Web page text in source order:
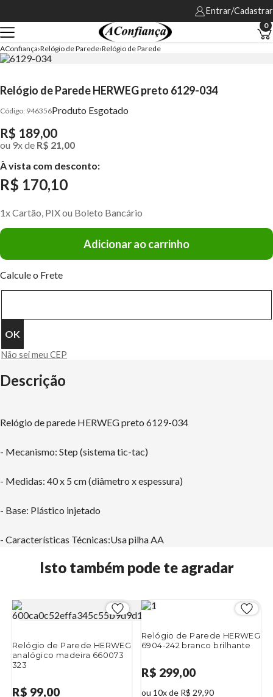
Entrar/Cadastrar
0
AConfiança Relógio de Parede Relógio de Parede
Relógio de Parede HERWEG preto 6129-034
946356Produto Esgotado
R$ 189,00
ou 9xde R$ 21,00
À vista com desconto:
R$ 170,10
1x Cartão, PIX ou Boleto Bancário
Adicionar ao carrinho
Calcule o Frete
Não sei meu CEP
Descrição
Relógio de parede HERWEG preto 6129-034
- Mecanismo: Step (sistema tic-tac)
- Medidas: 40 x 5 cm (diâmetro x espessura)
- Base: Plástico injetado
- Características Técnicas:Usa pilha AA
Isto também pode te agradar
Relógio de Parede HERWEG
analógico madeira 660073
323
R$ 99,00
Relógio de Parede HERWEG
6904-242 branco brilhante
R$ 299,00
ou 10x de R$ 29,90